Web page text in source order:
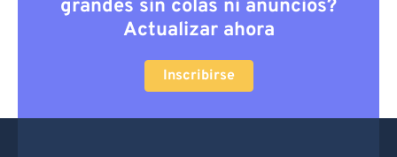
grandes sin colas ni anuncios?
Actualizar ahora
Inscribirse